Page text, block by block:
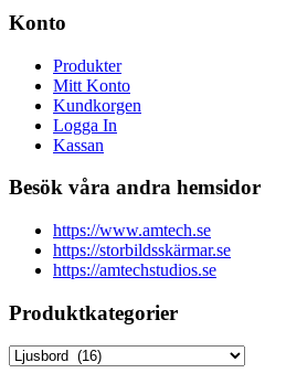
Konto
Produkter
Mitt Konto
Kundkorgen
Logga In
Kassan
Besök våra andra hemsidor
https://www.amtech.se
https://storbildsskärmar.se
https://amtechstudios.se
Produktkategorier